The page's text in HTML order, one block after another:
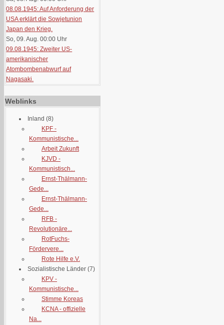
08.08.1945: Auf Anforderung der
USA erklärt die Sowjetunion
Japan den Krieg.
So, 09. Aug. 00:00 Uhr
09.08.1945: Zweiter US-
amerikanischer
Atombombenabwurf auf
Nagasaki.
Weblinks
Inland (8)
KPF -
Kommunistische...
Arbeit Zukunft
KJVD -
Kommunistisch...
Ernst-Thälmann-
Gede...
Ernst-Thälmann-
Gede...
RFB -
Revolutionäre...
RotFuchs-
Fördervere...
Rote Hilfe e.V.
Sozialistische Länder (7)
KPV -
Kommunistische...
Stimme Koreas
KCNA - offizielle
Na...